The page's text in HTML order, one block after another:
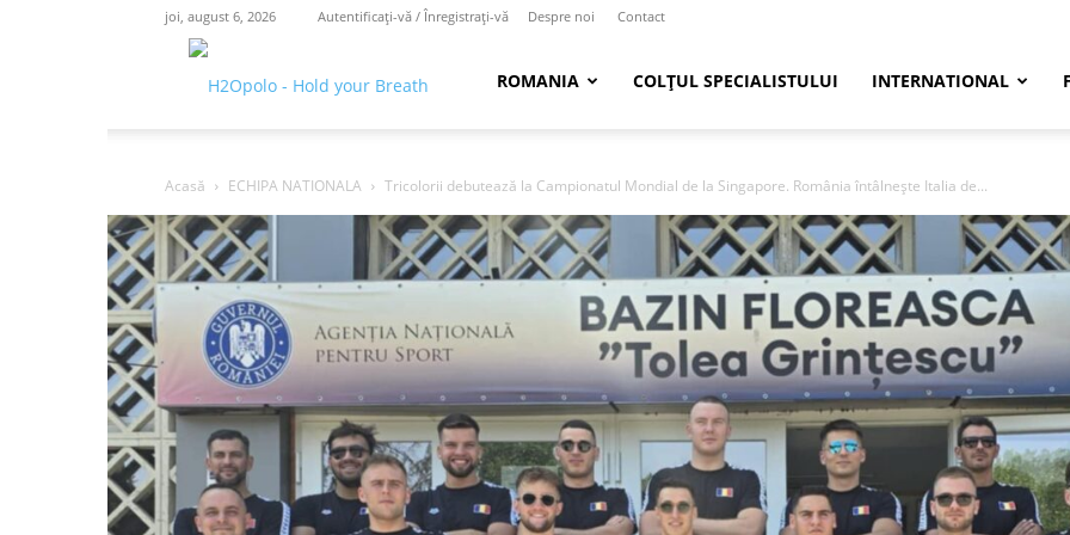
joi, august 6, 2026 Autentificați-vă / Înregistrați-vă Despre noi Contact
polo
–
hold
your
ROMANIA COLȚUL SPECIALISTULUI INTERNATIONAL
Acasă ECHIPA NATIONALA Tricolorii debutează la Campionatul Mondial de la Singapore. România întâlnește Italia de...